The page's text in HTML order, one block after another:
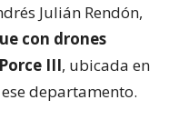
Julián Rendón,
con drones
III, ubicada en
departamento.